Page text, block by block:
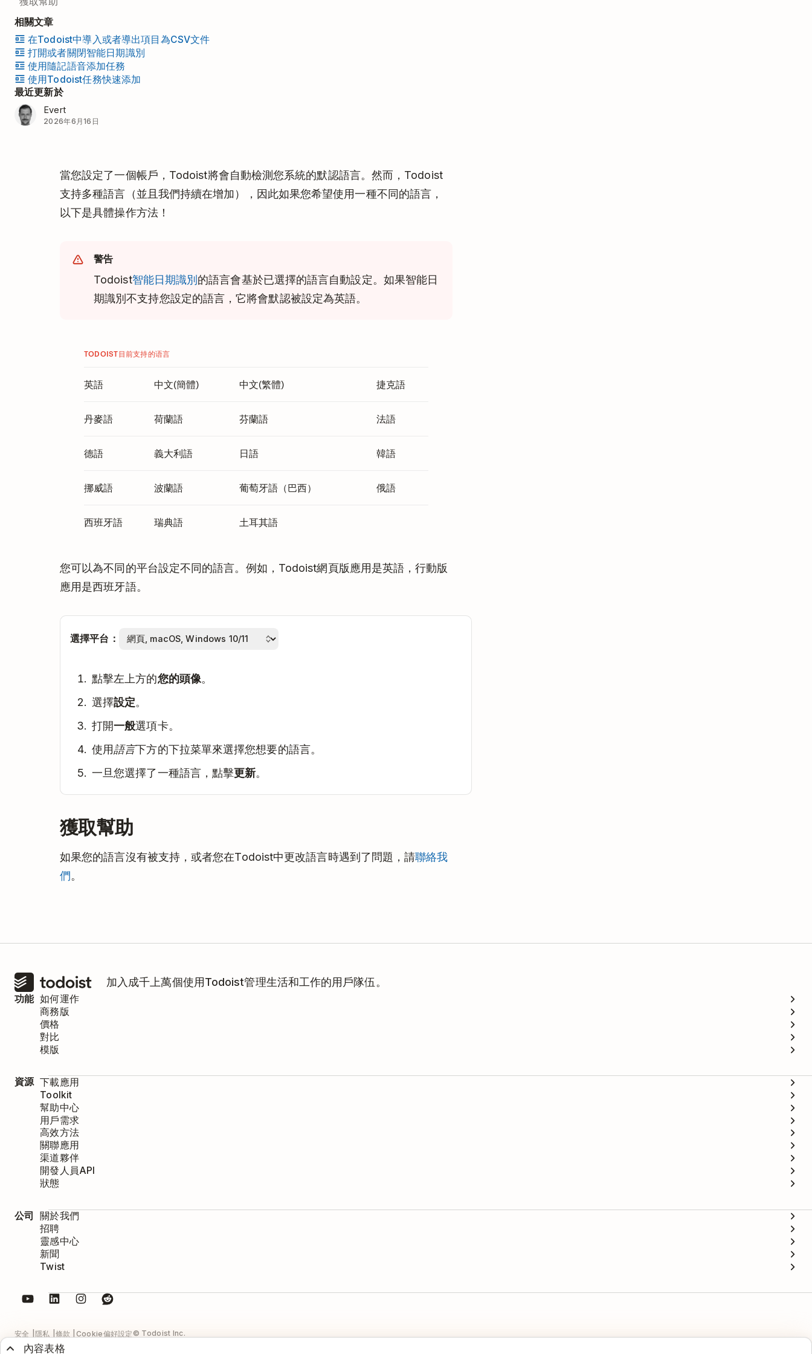
相關文章
在Todoist中導入或者導出項目為CSV文件
打開或者關閉智能日期識別
使用隨記語音添加任務
使用Todoist任務快速添加
最近更新於
Evert
2026年6月16日
當您設定了一個帳戶，Todoist將會自動檢測您系統的默認語言。然而，Todoist
支持多種語言（並且我們持續在增加），因此如果您希望使用一種不同的語言，
以下是具體操作方法！
警告
Todoist智能日期識別的語言會基於已選擇的語言自動設定。如果智能日
期識別不支持您設定的語言，它將會默認被設定為英語。
TODOIST目前支持的语言
英語 中文(簡體) 中文(繁體) 捷克語
丹麥語 荷蘭語 芬蘭語 法語
德語 義大利語 日語 韓語
挪威語 波蘭語 葡萄牙語（巴西） 俄語
西班牙語 瑞典語 土耳其語
您可以為不同的平台設定不同的語言。例如，Todoist網頁版應用是英語，行動版
應用是西班牙語。
選擇平台：
點擊左上方的您的頭像。
選擇設定。
打開一般選項卡。
使用語言下方的下拉菜單來選擇您想要的語言。
一旦您選擇了一種語言，點擊更新。
獲取幫助
如果您的語言沒有被支持，或者您在Todoist中更改語言時遇到了問題，請聯絡我
們。
內容表格
加入成千上萬個使用Todoist管理生活和工作的用戶隊伍。
功能 如何運作
商務版
價格
對比
模版
資源 下載應用
Toolkit
幫助中心
用戶需求
高效方法
關聯應用
渠道夥伴
開發人員API
狀態
公司
關於我們
招聘
靈感中心
新聞
Twist
安全 隱私 條款 Cookie偏好設定© Todoist Inc.